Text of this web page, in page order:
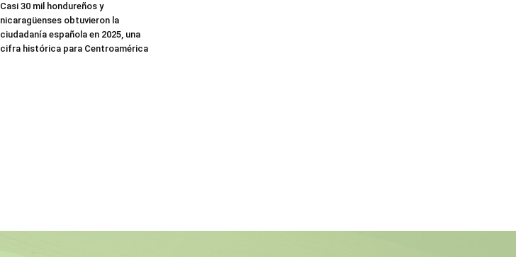
Casi 30 mil hondureños y
nicaragüenses obtuvieron la
ciudadanía española en 2025, una
cifra histórica para Centroamérica